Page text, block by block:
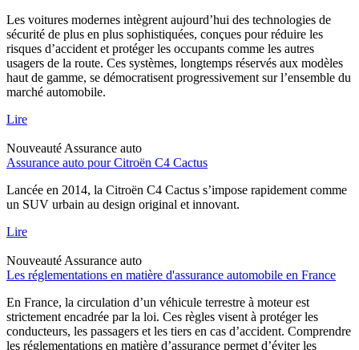
Les voitures modernes intègrent aujourd’hui des technologies de
sécurité de plus en plus sophistiquées, conçues pour réduire les
risques d’accident et protéger les occupants comme les autres
usagers de la route. Ces systèmes, longtemps réservés aux modèles
haut de gamme, se démocratisent progressivement sur l’ensemble du
marché automobile.
Lire
Nouveauté Assurance auto
Assurance auto pour Citroën C4 Cactus
Lancée en 2014, la Citroën C4 Cactus s’impose rapidement comme
un SUV urbain au design original et innovant.
Lire
Nouveauté Assurance auto
Les réglementations en matière d'assurance automobile en France
En France, la circulation d’un véhicule terrestre à moteur est
strictement encadrée par la loi. Ces règles visent à protéger les
conducteurs, les passagers et les tiers en cas d’accident. Comprendre
les réglementations en matière d’assurance permet d’éviter les